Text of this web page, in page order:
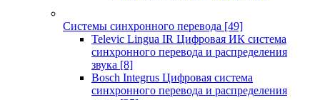
Системы синхронного перевода [49]
Televic Lingua IR Цифровая ИК система
синхронного перевода и распределения
звука [8]
Bosch Integrus Цифровая система
синхронного перевода и распределения